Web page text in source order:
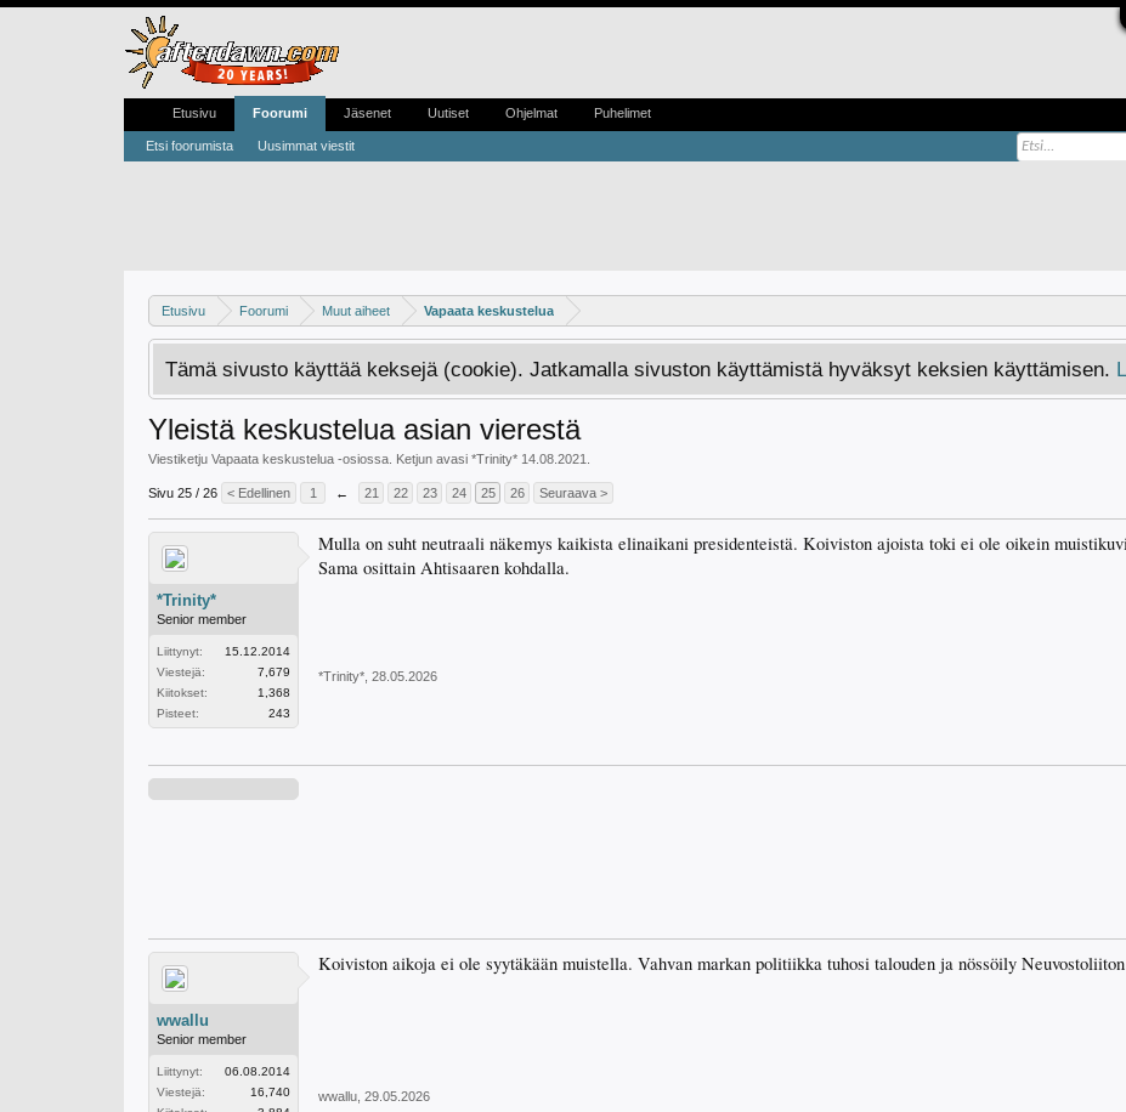
Etusivu Foorumi Muut aiheet Vapaata keskustelua
Tämä sivusto käyttää keksejä (cookie). Jatkamalla sivuston käyttämistä hyväksyt keksien käyttämisen.
Yleistä keskustelua asian vierestä
Viestiketju Vapaata keskustelua -osiossa. Ketjun avasi *Trinity* 14.08.2021
Sivu 25 / 26 < Edellinen 1 ← 21 22 23 24 25 26 Seuraava >
*Trinity*
Senior member
Liittynyt:
15.12.2014
Viestejä:
7,679
Kiitokset:
1,368
Pisteet:
243
Mulla on suht neutraali näkemys kaikista elinaikani presidenteistä. Koiviston ajoista toki ei ole oikein
Sama osittain Ahtisaaren kohdalla.
*Trinity* 28.05.2026
wwallu
Senior member
Liittynyt:
06.08.2014
Viestejä:
16,740
Koiviston aikoja ei ole syytäkään muistella. Vahvan markan politiikka tuhosi talouden ja nössöily
wwallu 29.05.2026
Etusivu Foorumi
Etsi foorumista Uusimmat viestit
Jäsenet Uutiset Ohjelmat Puhelimet